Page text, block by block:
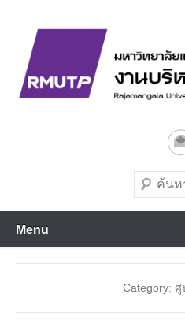
content
งานบริห
มทร.
Search
Menu
Category: ศู